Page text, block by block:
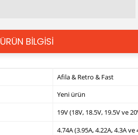
ÜRÜN BİLGİSİ
Afila & Retro & Fast
Yeni ürün
19V (18V, 18.5V, 19.5V ve
4.74A (3.95A, 4.22A, 4.3A